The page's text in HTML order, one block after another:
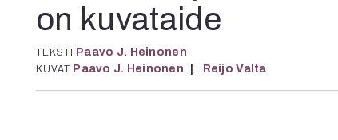
on kuvataide
TEKSTI Paavo J. Heinonen
KUVAT Paavo J. Heinonen Reijo Valta